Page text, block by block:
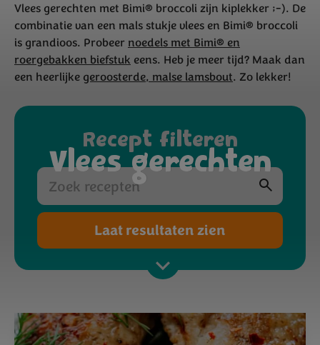
Vlees gerechten
Vlees gerechten met Bimi® broccoli zijn kiplekker ;-). De
combinatie van een mals stukje vlees en Bimi® broccoli
is grandioos. Probeernoedels met Bimi® en
roergebakken biefstuk eens. Heb je meer tijd? Maak dan
een heerlijke geroosterde, malse lamsbout. Zo lekker!
Recept filteren
Laat resultaten zien